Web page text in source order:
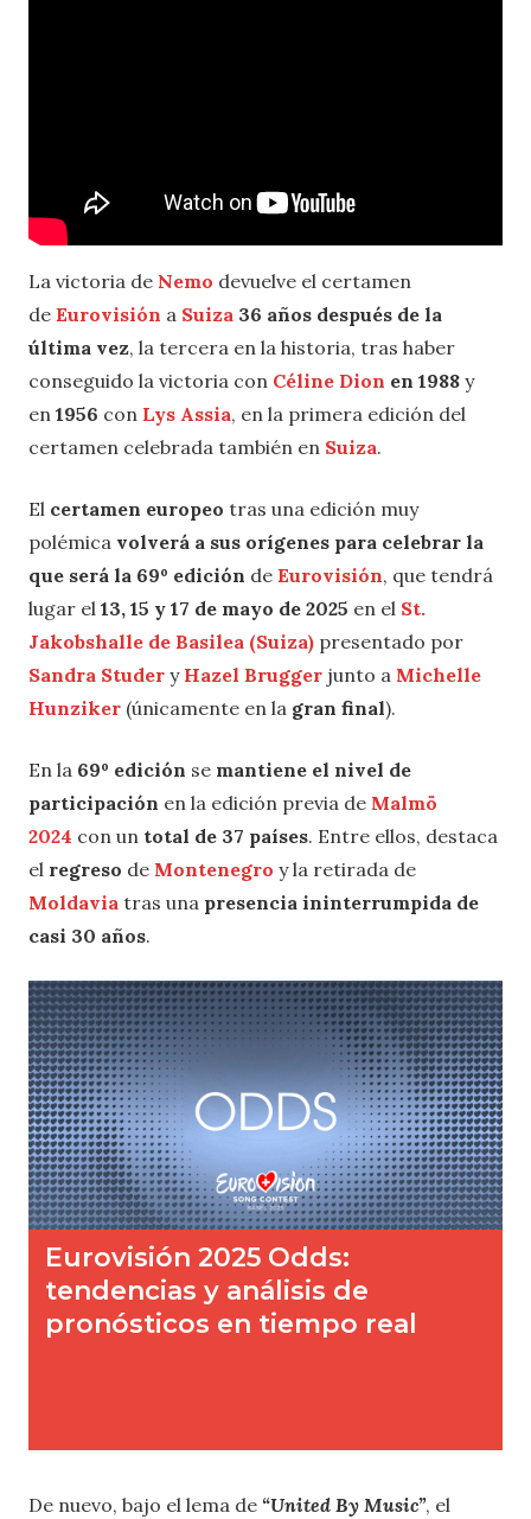
La victoria de Nemo devuelve el certamen
de Eurovisión a Suiza 36 años después de la
última vez, la tercera en la historia, tras haber
conseguido la victoria con Céline Dion en 1988 y
en 1956 con Lys Assia, en la primera edición del
certamen celebrada también en Suiza.
El certamen europeo tras una edición muy
polémica volverá a sus orígenes para celebrar la
que será la 69º edición de Eurovisión, que tendrá
lugar el 13, 15 y 17 de mayo de 2025 en el St.
Jakobshalle de Basilea (Suiza) presentado por
Sandra Studer y Hazel Brugger junto a Michelle
Hunziker (únicamente en la gran final).
En la 69º edición se mantiene el nivel de
participación en la edición previa de Malmö
2024 con un total de 37 países. Entre ellos, destaca
el regreso de Montenegro y la retirada de
Moldavia tras una presencia ininterrumpida de
casi 30 años.
De nuevo, bajo el lema de “United By Music”, el